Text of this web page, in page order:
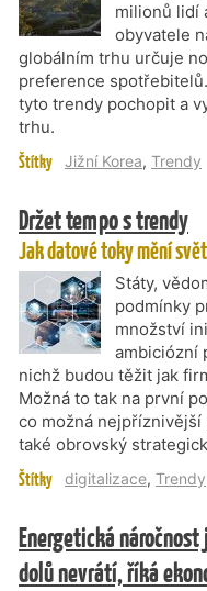
milionů lidí
obyvatele
globálním trhu určuje
preference
tyto trendy pochopit a
trhu.
Štítky Jižní Korea, Trendy
Držet tempo s trendy
Jak datové toky mění
Státy,
podmínky
množství
ambiciózní
nichž budou těžit jak
Možná to tak na první
co možná
také obrovský
Štítky digitalizace, Trendy
Energetická
dolů nevrátí, říká